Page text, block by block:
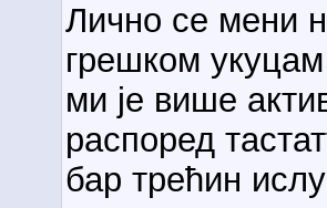
Лично се мени
грешком укуцам
ми је више
распоред
бар трећин